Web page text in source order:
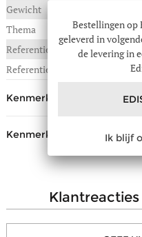
Gewicht
Thema
Referentie :
Referentie fabrikant
Kenmerken buitenkant
Kenmerken binnenkant
Aantal open steekvakjes
bankkaartenklantreacties
Bestellingen op
geleverd in
de levering in
Ik blijf